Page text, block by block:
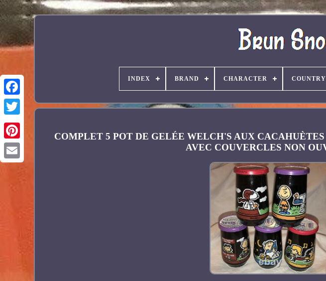
Facebook
Pinterest
INDEX BRAND CHARACTER COUNTRY
COMPLET 5 POT DE GELÉE WELCH'S AUX
AVEC COUVERCLES NON